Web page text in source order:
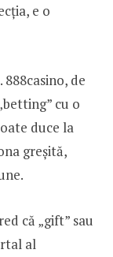
e o
de
cu o
duce la
greșită,
că „gift” sau
al